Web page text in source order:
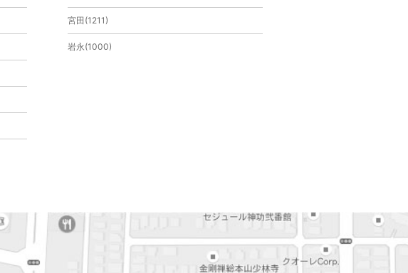
宮田(1211)
岩永(1000)